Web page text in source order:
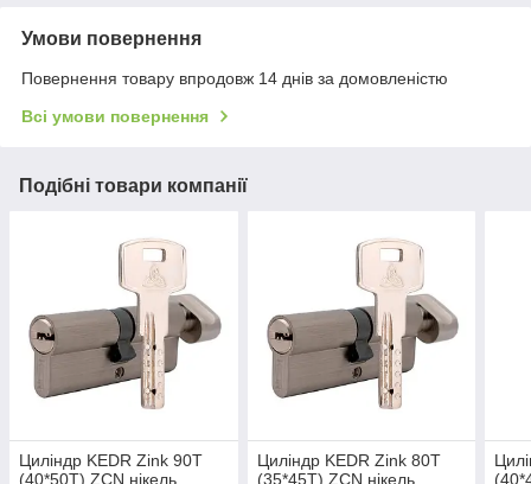
Умови повернення
Повернення товару впродовж 14 днів за домовленістю
Всі умови повернення
Подібні товари компанії
Циліндр KEDR Zink 90T
(40*50T) ZCN нікель,
Циліндр KEDR Zink 80T
(35*45T) ZCN нікель,